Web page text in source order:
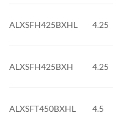
ALXSFH425BXHL 4.25
ALXSFH425BXH 4.25
ALXSFT450BXHL 4.5